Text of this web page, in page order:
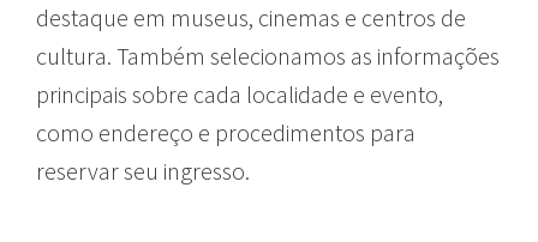
destaque em museus, cinemas e centros de
cultura. Também selecionamos as informações
principais sobre cada localidade e evento,
como endereço e procedimentos para
reservarseu ingresso.